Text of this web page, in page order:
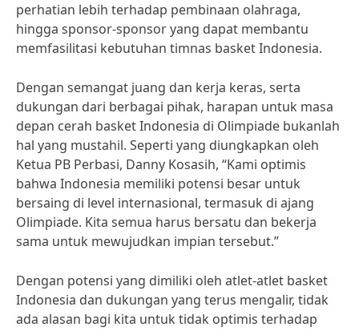
perhatian lebih terhadap pembinaan olahraga,
hingga sponsor-sponsor yang dapat membantu
memfasilitasi kebutuhan timnas basket Indonesia.
Dengan semangat juang dan kerja keras, serta
dukungan dari berbagai pihak, harapan untuk masa
depan cerah basket Indonesia di Olimpiade bukanlah
hal yang mustahil. Seperti yang diungkapkan oleh
Ketua PB Perbasi, Danny Kosasih, “Kami optimis
bahwa Indonesia memiliki potensi besar untuk
bersaing di level internasional, termasuk di ajang
Olimpiade. Kita semua harus bersatu dan bekerja
sama untuk mewujudkan impian tersebut.”
Dengan potensi yang dimiliki oleh atlet-atlet basket
Indonesia dan dukungan yang terus mengalir, tidak
ada alasan bagi kita untuk tidak optimis terhadap